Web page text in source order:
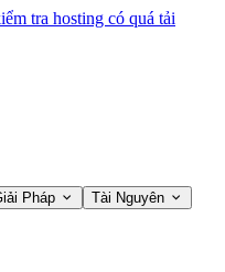
tra hosting có quá tải
Pháp Tài Nguyên